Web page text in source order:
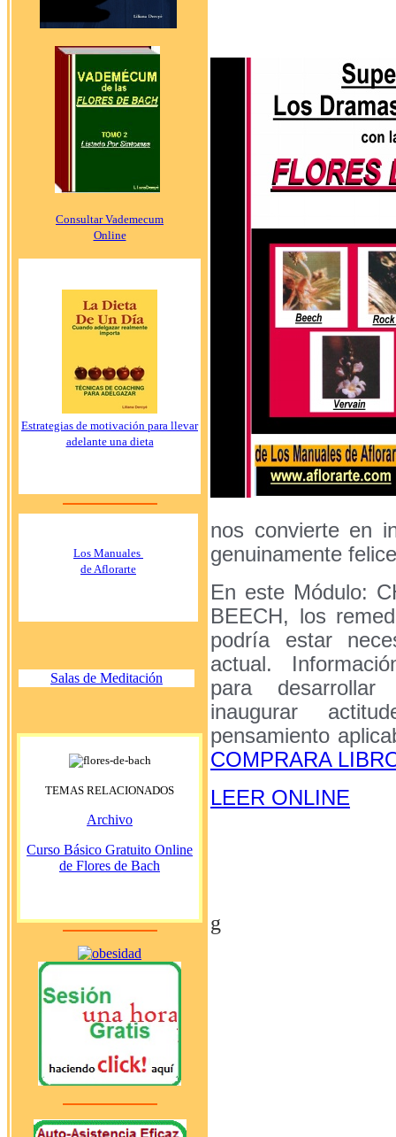
Consultar Vademecum
Online
Estrategias de motivación para llevar
adelante una dieta
Los Manuales
de Aflorarte
Salas de Meditación
TEMAS RELACIONADOS
Archivo
Curso Básico Gratuito Online
de Flores de Bach
nos convierte en
genuinamente
En este Módulo:
BEECH, los
podría estar
actual.
para desarrollar
inaugurar
pensamiento
COMPRARA
LEER ONLINE
g